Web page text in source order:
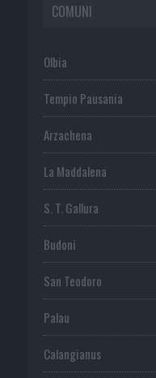
COMUNI
Olbia
Tempio Pausania
Arzachena
La Maddalena
S. T. Gallura
Budoni
San Teodoro
Palau
Calangianus